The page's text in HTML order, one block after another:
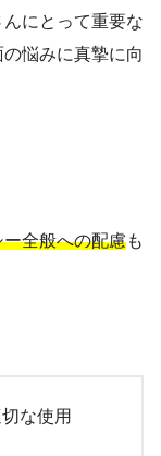
にとって重要な
悩みに真摯に向
全般への配慮も
な使用